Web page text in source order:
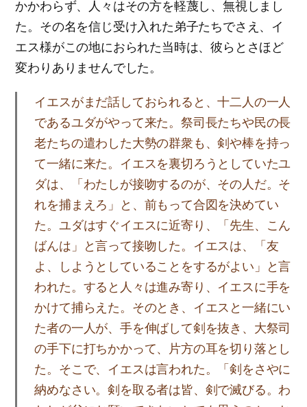
かかわらず、人々はその方を軽蔑し、無視しまし
た。その名を信じ受け入れた弟子たちでさえ、イ
エス様がこの地におられた当時は、彼らとさほど
変わりありませんでした。
イエスがまだ話しておられると、十二人の一人
であるユダがやって来た。祭司長たちや民の長
老たちの遣わした大勢の群衆も、剣や棒を持っ
て一緒に来た。イエスを裏切ろうとしていたユ
ダは、「わたしが接吻するのが、その人だ。そ
れを捕まえろ」と、前もって合図を決めてい
た。ユダはすぐイエスに近寄り、「先生、こん
ばんは」と言って接吻した。イエスは、「友
よ、しようとしていることをするがよい」と言
われた。すると人々は進み寄り、イエスに手を
かけて捕らえた。そのとき、イエスと一緒にい
た者の一人が、手を伸ばして剣を抜き、大祭司
の手下に打ちかかって、片方の耳を切り落とし
た。そこで、イエスは言われた。「剣をさやに
納めなさい。剣を取る者は皆、剣で滅びる。わ